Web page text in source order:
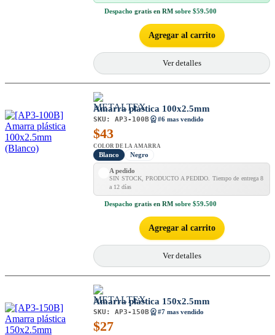
Despacho gratis en RM sobre $59.500
Agregar al carrito
Ver detalles
Amarra plástica 100x2.5mm
SKU: AP3-100B #6 mas vendido
$43
COLOR DE LA AMARRA
Blanco Negro
A pedido
SIN STOCK, PRODUCTO A PEDIDO. Tiempo de entrega 8
a 12 días
Despacho gratis en RM sobre $59.500
Agregar al carrito
Ver detalles
Amarra plástica 150x2.5mm
SKU: AP3-150B #7 mas vendido
$27